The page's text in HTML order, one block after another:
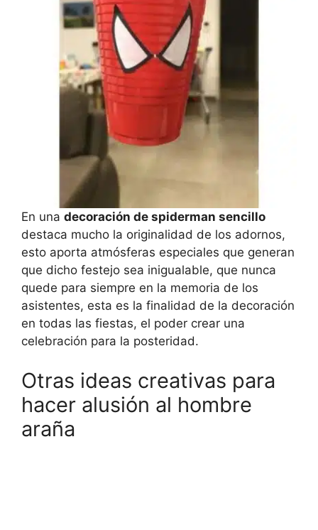
En una decoración de spiderman sencillo
destaca mucho la originalidad de los adornos,
esto aporta atmósferas especiales que generan
que dicho festejo sea inigualable, que nunca
quede para siempre en la memoria de los
asistentes, esta es la finalidad de la decoración
en todas las fiestas, el poder crear una
celebración para la posteridad.
Otras ideas creativas para
hacer alusión al hombre
araña